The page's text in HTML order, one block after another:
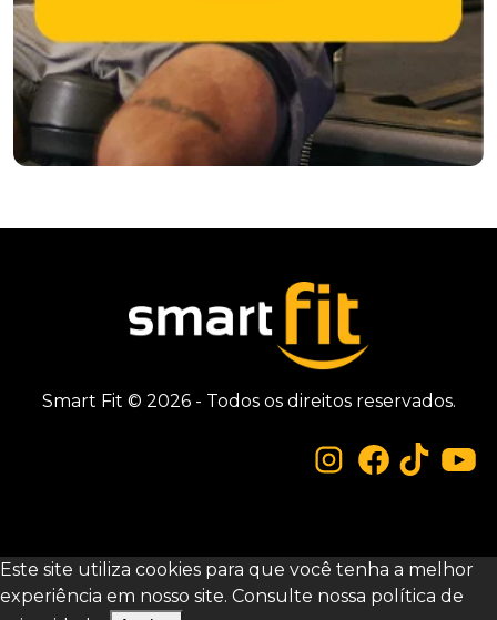
Smart Fit © 2026 - Todos os direitos reservados.
Este site utiliza cookies para que você tenha a melhor
experiência em nosso site. Consulte nossa política de